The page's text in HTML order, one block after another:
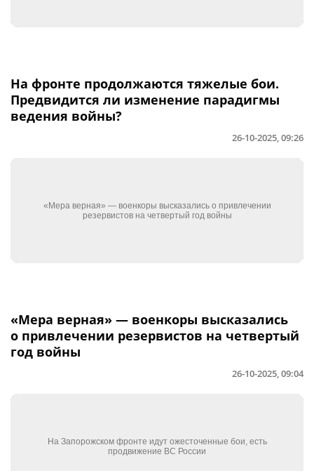
На фронте продолжаются тяжелые бои.
Предвидится ли изменение парадигмы
ведения войны?
26-10-2025, 09:26
«Мера верная» — военкоры высказались
о привлечении резервистов на четвертый
год войны
26-10-2025, 09:04